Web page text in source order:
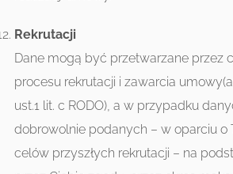
Rekrutacji
Dane mogą być przetwarzane przez
procesu rekrutacji i zawarcia
ust.1 lit. c RODO), a w przypadku
dobrowolnie podanych – w oparciu o
celów przyszłych rekrutacji – na